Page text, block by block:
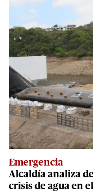
Emergencia
Alcaldía analiza
crisis de agua en